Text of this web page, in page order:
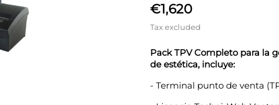
€1,620
Tax excluded
Pack TPV Completo para la
de estética, incluye:
- Terminal punto de venta